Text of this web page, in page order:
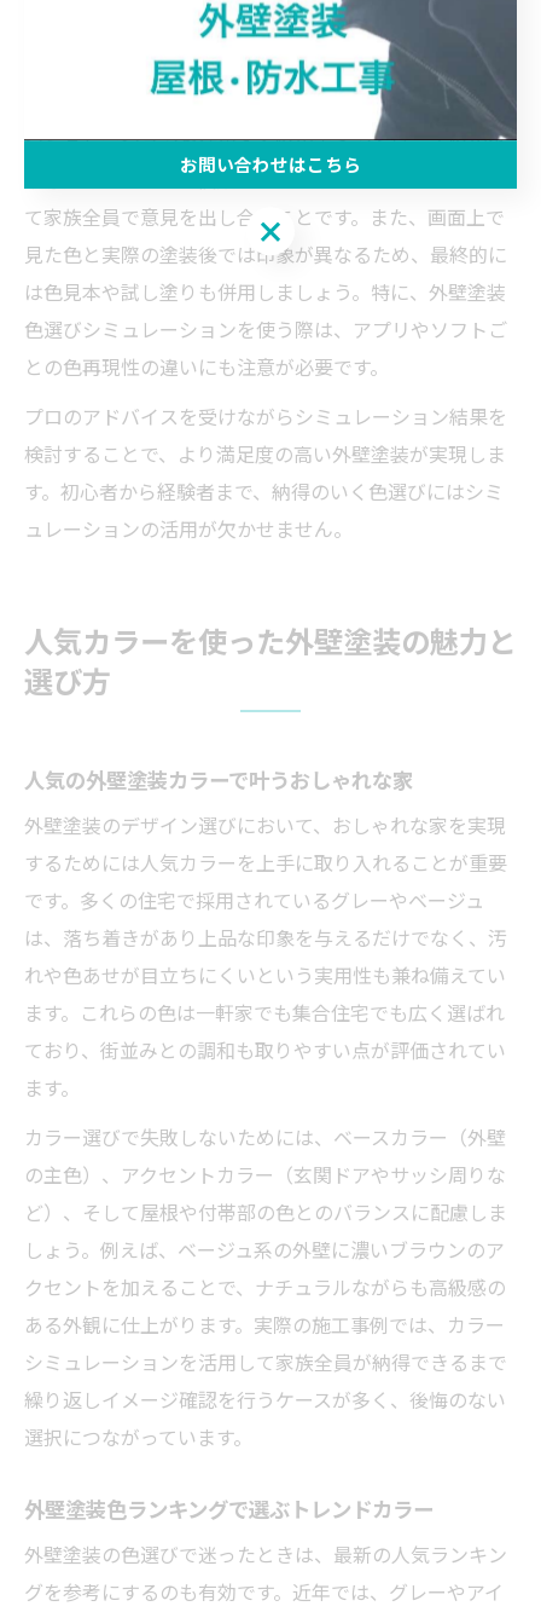
きます。これにより、色の組み合わせや配色バランスを
視覚的に比較検討でき、イメージ違いによる失敗リスク
を大幅に減らせます。
シミュレーションを活用する際のポイントは、実際の外
観写真を使うこと、複数パターンを比較すること、そし
て家族全員で意見を出し合うことです。また、画面上で
見た色と実際の塗装後では印象が異なるため、最終的に
は色見本や試し塗りも併用しましょう。特に、外壁塗装
色選びシミュレーションを使う際は、アプリやソフトご
との色再現性の違いにも注意が必要です。
プロのアドバイスを受けながらシミュレーション結果を
検討することで、より満足度の高い外壁塗装が実現しま
す。初心者から経験者まで、納得のいく色選びにはシミ
ュレーションの活用が欠かせません。
人気カラーを使った外壁塗装の魅力と
選び方
人気の外壁塗装カラーで叶うおしゃれな家
外壁塗装のデザイン選びにおいて、おしゃれな家を実現
するためには人気カラーを上手に取り入れることが重要
です。多くの住宅で採用されているグレーやベージュ
は、落ち着きがあり上品な印象を与えるだけでなく、汚
れや色あせが目立ちにくいという実用性も兼ね備えてい
ます。これらの色は一軒家でも集合住宅でも広く選ばれ
ており、街並みとの調和も取りやすい点が評価されてい
ます。
カラー選びで失敗しないためには、ベースカラー（外壁
の主色）、アクセントカラー（玄関ドアやサッシ周りな
ど）、そして屋根や付帯部の色とのバランスに配慮しま
しょう。例えば、ベージュ系の外壁に濃いブラウンのア
クセントを加えることで、ナチュラルながらも高級感の
ある外観に仕上がります。実際の施工事例では、カラー
シミュレーションを活用して家族全員が納得できるまで
繰り返しイメージ確認を行うケースが多く、後悔のない
選択につながっています。
外壁塗装色ランキングで選ぶトレンドカラー
外壁塗装の色選びで迷ったときは、最新の人気ランキン
グを参考にするのも有効です。近年では、グレーやアイ
お問い合わせはこちら
お問い合わせはこちら